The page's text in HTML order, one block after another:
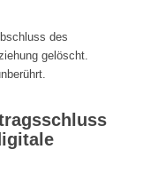
des
gelöscht.